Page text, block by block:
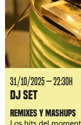
31/10/2025 — 22:30H
DJ Set
Remixes y mashups